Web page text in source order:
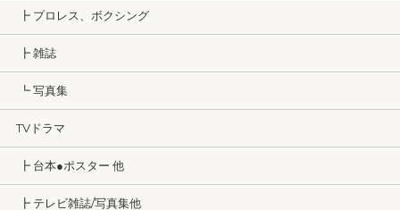
┣ プロレス、ボクシング
┣ 雑誌
┗ 写真集
TVドラマ
┣ 台本●ポスター 他
┣ テレビ雑誌/写真集他